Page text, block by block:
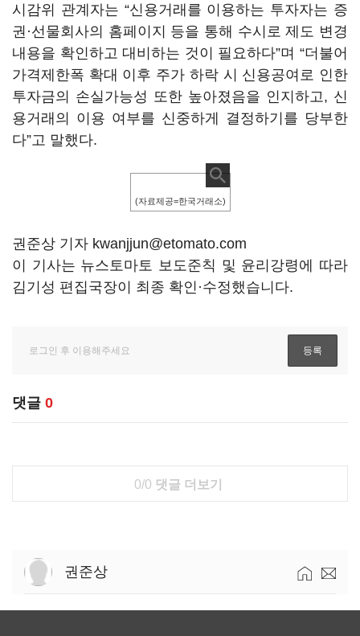
시감위 관계자는 “신용거래를 이용하는 투자자는 증
권·선물회사의 홈페이지 등을 통해 수시로 제도 변경
내용을 확인하고 대비하는 것이 필요하다”며 “더불어
가격제한폭 확대 이후 주가 하락 시 신용공여로 인한
투자금의 손실가능성 또한 높아졌음을 인지하고, 신
용거래의 이용 여부를 신중하게 결정하기를 당부한
다”고 말했다.
(자료제공=한국거래소)
권준상 기자 kwanjjun@etomato.com
이 기사는 뉴스토마토 보도준칙 및 윤리강령에 따라
김기성 편집국장이 최종 확인·수정했습니다.
댓글 0
0/0 댓글 더보기
권준상